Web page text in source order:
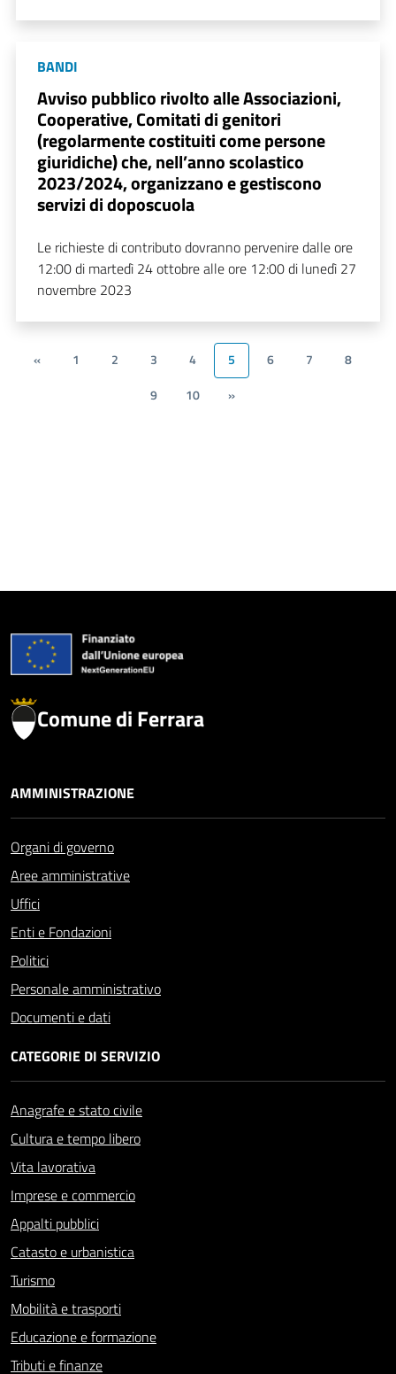
BANDI
Avviso pubblico rivolto alle Associazioni,
Cooperative, Comitati di genitori
(regolarmente costituiti come persone
giuridiche) che, nell’anno scolastico
2023/2024, organizzano e gestiscono
servizi di doposcuola
Le richieste di contributo dovranno pervenire dalle ore
12:00 di martedì 24 ottobre alle ore 12:00 di lunedì 27
novembre 2023
« 1 2 3 4 5 6 7
8
9
10 »
Comune di Ferrara
AMMINISTRAZIONE
Organi di governo
Aree amministrative
Uffici
Enti e Fondazioni
Politici
Personale amministrativo
Documenti e dati
CATEGORIE DI SERVIZIO
Anagrafe e stato civile
Cultura e tempo libero
Vita lavorativa
Imprese e commercio
Appalti pubblici
Catasto e urbanistica
Turismo
Mobilità e trasporti
Educazione e formazione
Tributi e finanze